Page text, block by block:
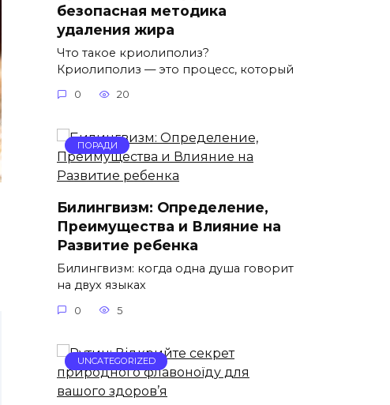
безопасная методика
удаления жира
Что такое криолиполиз?
Криолиполиз — это процесс, который
0 20
ПОРАДИ
Билингвизм: Определение,
Преимущества и Влияние на
Развитие ребенка
Билингвизм: когда одна душа говорит
на двух языках
0 5
UNCATEGORIZED